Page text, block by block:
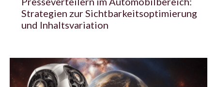
Strategien zur Sichtbarkeitsoptimierung
und Inhaltsvariation